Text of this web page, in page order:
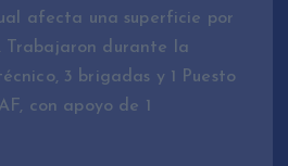
afecta una superficie por
Trabajaron durante la
3 brigadas y 1 Puesto
con apoyo de 1